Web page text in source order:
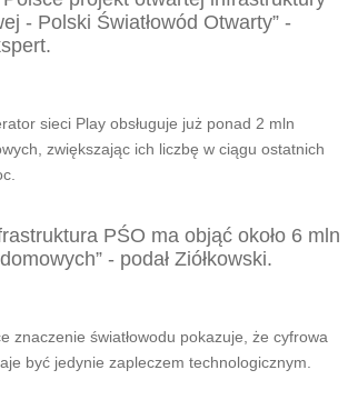
- Polski Światłowód Otwarty” -
sieci Play obsługuje już ponad 2 mln
zwiększając ich liczbę w ciągu ostatnich
PŚO ma objąć około 6 mln
- podał Ziółkowski.
znaczenie światłowodu pokazuje, że cyfrowa
być jedynie zapleczem technologicznym.